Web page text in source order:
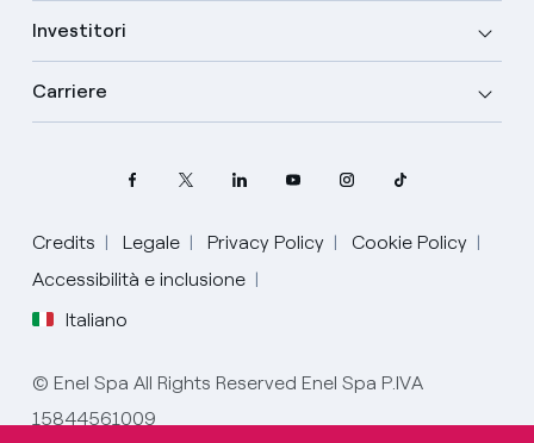
Investitori
Carriere
Credits Legale Privacy Policy
Cookie Policy
Accessibilità e inclusione
Italiano
Seleziona la tua lingua
Inglese
Italiano
© Enel Spa All Rights Reserved Enel Spa P.IVA
15844561009